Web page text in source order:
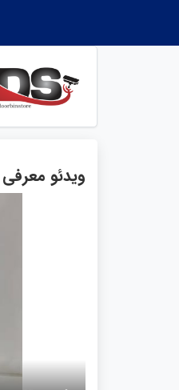
ویدئو